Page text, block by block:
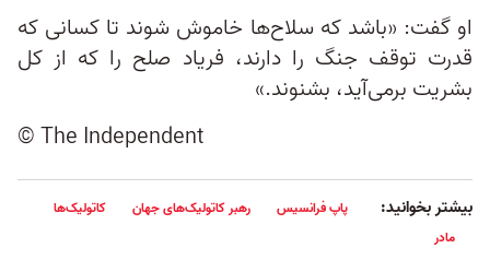
او گفت: «باشد که سلاح‌ها خاموش شوند تا کسانی که
قدرت توقف جنگ را دارند، فریاد صلح را که از کل
بشریت برمی‌آید، بشنوند.»
© The Independent
بیشتر بخوانید: پاپ فرانسیس رهبر کاتولیک‌های جهان
کاتولیک‌ها
مادر